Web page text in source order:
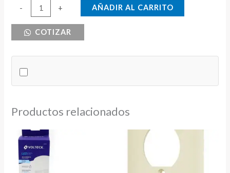
-
LAMPARA
4FT
+ AÑADIR AL CARRITO
COTIZAR
Productos relacionados